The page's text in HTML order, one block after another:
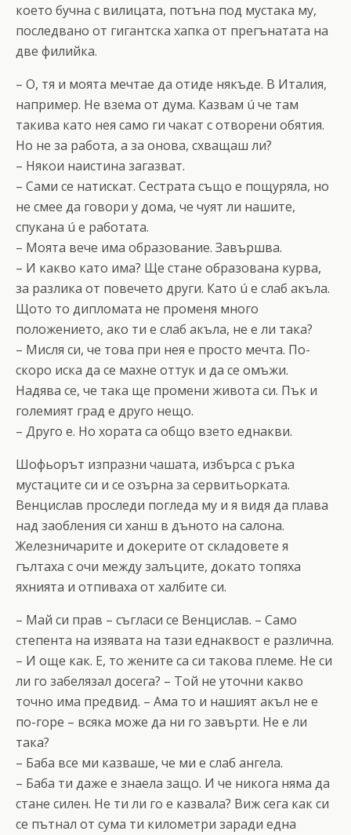
което бучна с вилицата, потъна под мустака му,
последвано от гигантска хапка от прегънатата на
две филийка.
– О, тя и моята мечтае да отиде някъде. В Италия,
например. Не взема от дума. Казвам ú че там
такива като нея само ги чакат с отворени обятия.
Но не за работа, а за онова, схващаш ли?
– Някои наистина загазват.
– Сами се натискат. Сестрата също е пощуряла, но
не смее да говори у дома, че чуят ли нашите,
спукана ú е работата.
– Моята вече има образование. Завършва.
– И какво като има? Ще стане образована курва,
за разлика от повечето други. Като ú е слаб акъла.
Щото то дипломата не променя много
положението, ако ти е слаб акъла, не е ли така?
– Мисля си, че това при нея е просто мечта. По-
скоро иска да се махне оттук и да се омъжи.
Надява се, че така ще промени живота си. Пък и
големият град е друго нещо.
– Друго е. Но хората са общо взето еднакви.
Шофьорът изпразни чашата, избърса с ръка
мустаците си и се озърна за сервитьорката.
Венцислав проследи погледа му и я видя да плава
над заобления си ханш в дъното на салона.
Железничарите и докерите от складовете я
гълтаха с очи между залъците, докато топяха
яхнията и отпиваха от халбите си.
– Май си прав – съгласи се Венцислав. – Само
степента на изявата на тази еднаквост е различна.
– И още как. Е, то жените са си такова племе. Не си
ли го забелязал досега? – Той не уточни какво
точно има предвид. – Ама то и нашият акъл не е
по-горе – всяка може да ни го завърти. Не е ли
така?
– Баба все ми казваше, че ми е слаб ангела.
– Баба ти даже е знаела защо. И че никога няма да
стане силен. Не ти ли го е казвала? Виж сега как си
се пътнал от сума ти километри заради една